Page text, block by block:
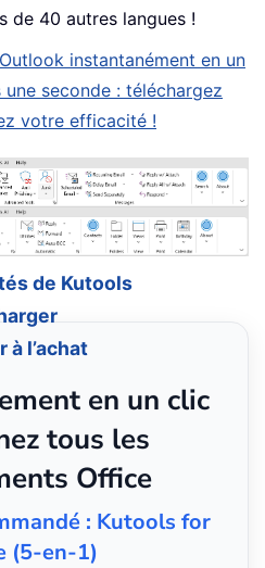
de 40 autres langues !
instantanément en un
seconde : téléchargez
votre efficacité !
de Kutools
à l’achat
en un clic
tous les
Office
: Kutools for
(5-en-1)